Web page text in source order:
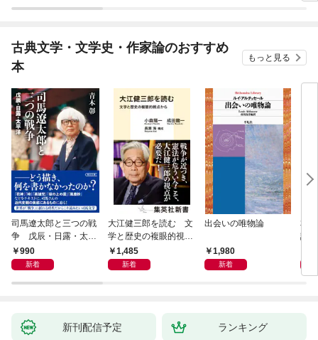
古典文学・文学史・作家論のおすすめ
本
もっと見る
司馬遼太郎と三つの戦
争 戊辰・日露・太平
洋990
新着
大江健三郎を読む 文
学と歴史の複眼的視点
から1,485
新着
出会いの唯物論
1,980
新着
本
話）
新刊配信予定 ランキング